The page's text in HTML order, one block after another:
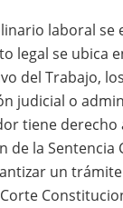
laboral
legal se ubica
del Trabajo,
judicial o
tiene derecho
de la
un